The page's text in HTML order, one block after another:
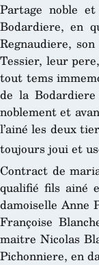
Partage noble
Bodardiere, en
Regnaudiere,
Tessier, leur
tout tems
de la
noblement et
l’ainé les deux
toujours joui et
Contract de
qualifié fils ainé
damoiselle Anne
Françoise
maitre Nicolas
Pichonniere, en